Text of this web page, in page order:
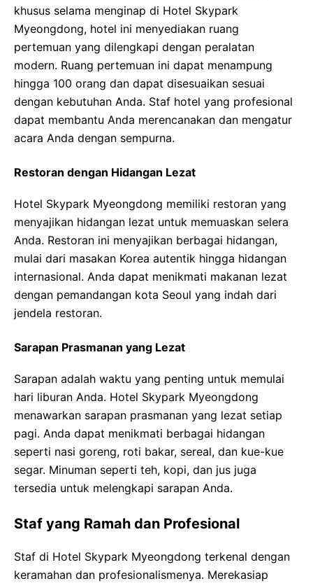
khusus selama menginap di Hotel Skypark
Myeongdong, hotel ini menyediakan ruang
pertemuan yang dilengkapi dengan peralatan
modern. Ruang pertemuan ini dapat menampung
hingga 100 orang dan dapat disesuaikan sesuai
dengan kebutuhan Anda. Staf hotel yang profesional
dapat membantu Anda merencanakan dan mengatur
acara Anda dengan sempurna.
Restoran dengan Hidangan Lezat
Hotel Skypark Myeongdong memiliki restoran yang
menyajikan hidangan lezat untuk memuaskan selera
Anda. Restoran ini menyajikan berbagai hidangan,
mulai dari masakan Korea autentik hingga hidangan
internasional. Anda dapat menikmati makanan lezat
dengan pemandangan kota Seoul yang indah dari
jendela restoran.
Sarapan Prasmanan yang Lezat
Sarapan adalah waktu yang penting untuk memulai
hari liburan Anda. Hotel Skypark Myeongdong
menawarkan sarapan prasmanan yang lezat setiap
pagi. Anda dapat menikmati berbagai hidangan
seperti nasi goreng, roti bakar, sereal, dan kue-kue
segar. Minuman seperti teh, kopi, dan jus juga
tersedia untuk melengkapi sarapan Anda.
Staf yang Ramah dan Profesional
Staf di Hotel Skypark Myeongdong terkenal dengan
keramahan dan profesionalismenya. Merekasiap